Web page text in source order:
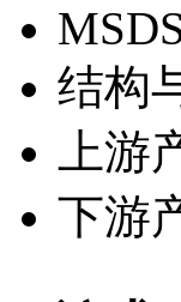
结构
上游
下游